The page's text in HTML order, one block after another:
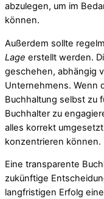
abzulegen, um im
können.
Außerdem sollte
Lage erstellt werden.
geschehen, abhängig
Unternehmens. Wenn
Buchhaltung selbst zu
Buchhalter zu
alles korrekt
konzentrieren können.
Eine transparente
zukünftige
langfristigen Erfolg